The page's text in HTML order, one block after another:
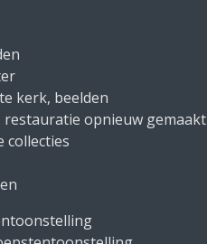
kerk, beelden
restauratie opnieuw gemaakt
collecties